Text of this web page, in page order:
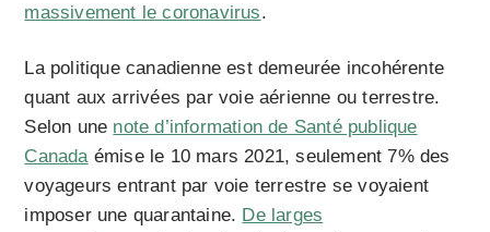
massivement le coronavirus.
La politique canadienne est demeurée incohérente
quant aux arrivées par voie aérienne ou terrestre.
Selon une note d’information de Santé publique
Canada émise le 10 mars 2021, seulement 7% des
voyageurs entrant par voie terrestre se voyaient
imposer une quarantaine. De larges